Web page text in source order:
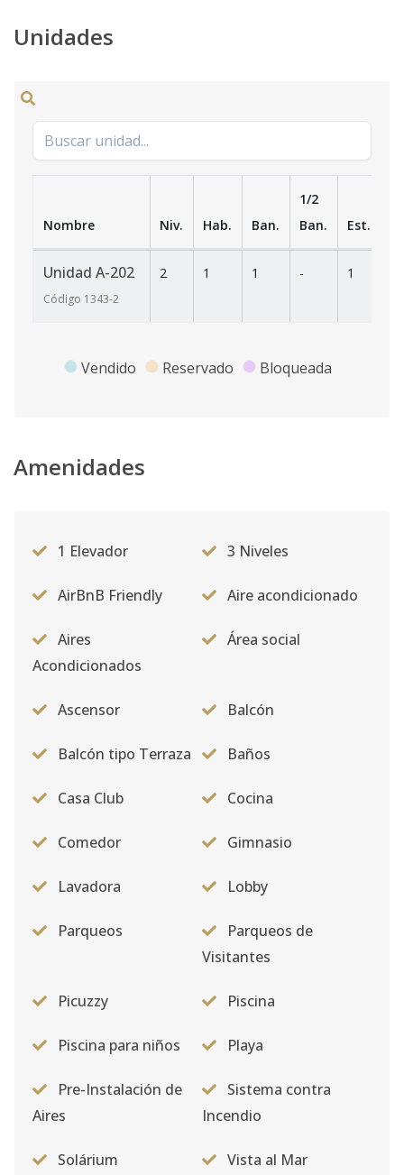
Unidades
Nombre Niv. Hab. Ban.
1/2
Ban.
Est.
Unidad A-202
Código 1343-2
2 1 1 - 1
Vendido Reservado Bloqueada
Amenidades
1 Elevador 3 Niveles
AirBnB Friendly Aire acondicionado
Aires
Acondicionados
Área social
Ascensor Balcón
Balcón tipo Terraza Baños
Casa Club Cocina
Comedor Gimnasio
Lavadora Lobby
Parqueos
Parqueos de
Visitantes
Picuzzy Piscina
Piscina para niños Playa
Pre-Instalación de
Aires
Sistema contra
Incendio
Solárium Vista al Mar